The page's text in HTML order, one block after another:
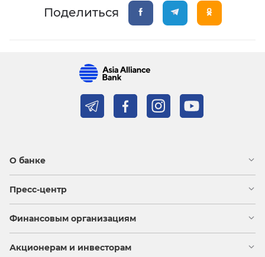
Поделиться
О банке
Пресс-центр
Финансовым организациям
Акционерам и инвесторам